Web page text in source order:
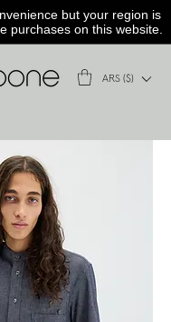
but your region is
purchases on this website.
ARS ($)